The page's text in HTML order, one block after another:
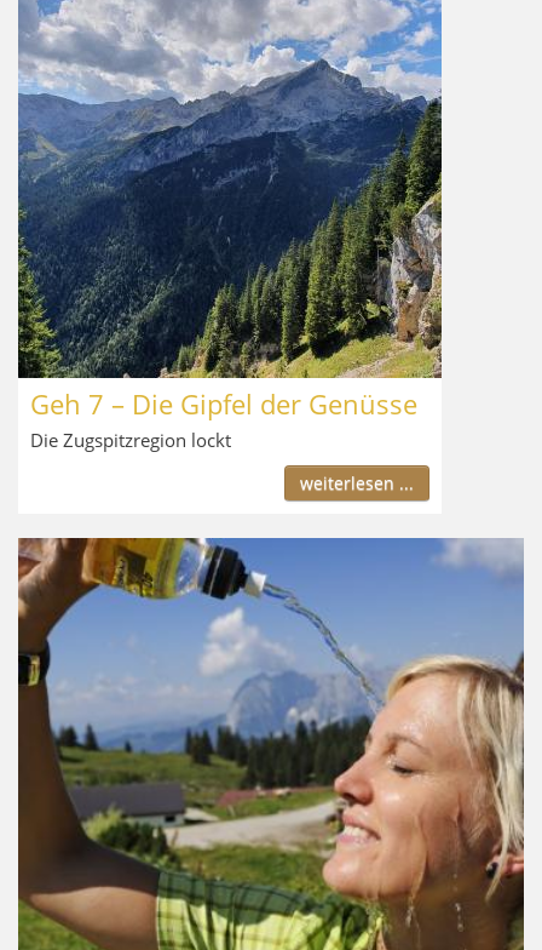
Geh 7 – Die Gipfel der Genüsse
Die Zugspitzregion lockt
weiterlesen ...